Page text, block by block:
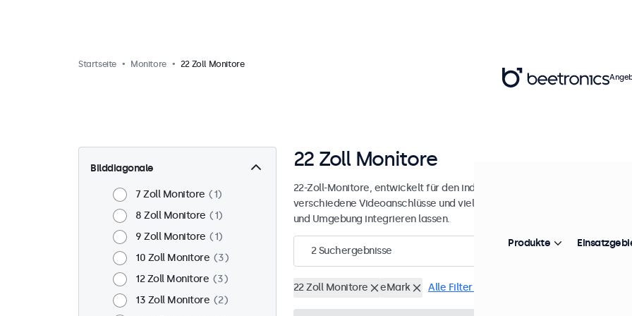
Startseite Monitore 22 Zoll Monitore
Bilddiagonale
7 Zoll Monitore
1
8 Zoll Monitore
1
9 Zoll Monitore
1
10 Zoll Monitore
3
12 Zoll Monitore
3
13 Zoll Monitore
2
22 Zoll Monitore
22-Zoll-Monitore, entwickelt für den industriellen und professionellen
verschiedene Videoanschlüsse und vielseitige Montageoptionen,
und Umgebung integrieren lassen.
2Suchergebnisse
22 Zoll Monitore eMark Alle Filter löschen
Produkte